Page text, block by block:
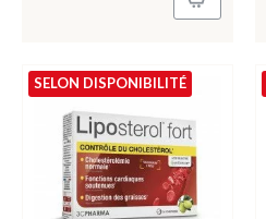
SELON DISPONIBILITÉ